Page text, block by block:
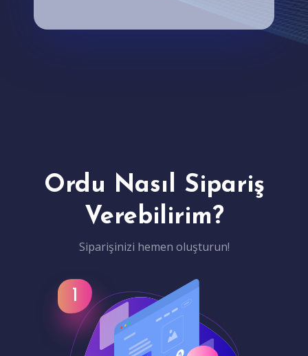
Ordu Nasıl Sipariş
Verebilirim?
Siparişinizi hemen oluşturun!